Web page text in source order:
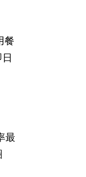
餐
最